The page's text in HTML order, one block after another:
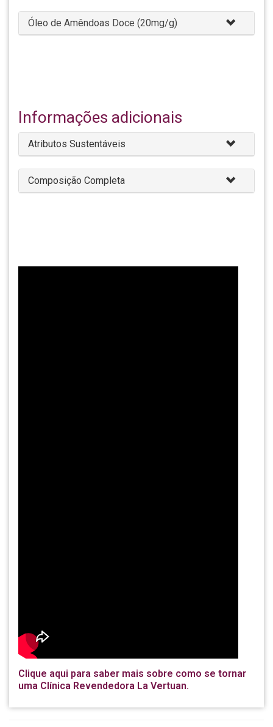
Óleo de Amêndoas Doce (20mg/g)
Informações adicionais
Atributos Sustentáveis
Composição Completa
Clique aqui para saber mais sobre como se tornar
uma Clínica Revendedora La Vertuan.